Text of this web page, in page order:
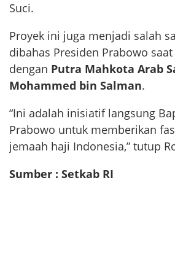
Suci.
Proyek ini juga menjadi salah
dibahas Presiden Prabowo
dengan Putra Mahkota Arab
Mohammed bin Salman.
“Ini adalah inisiatif langsung
Prabowo untuk memberikan
jemaah haji Indonesia,” tutup
Sumber : Setkab RI